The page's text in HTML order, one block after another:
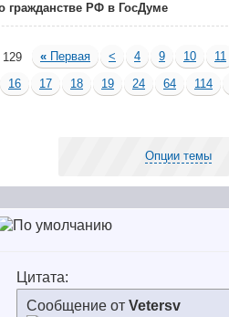
гражданстве РФ в ГосДуме
129 « Первая < 4 9 10
11
16 17 18 19 24 64
114
Опции темы
Цитата:
Сообщение от Vetersv